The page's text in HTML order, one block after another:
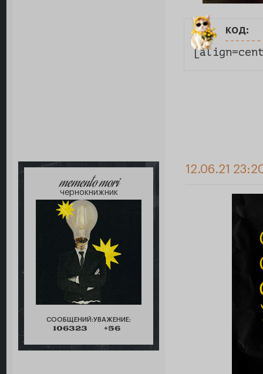
код:
memento mori
чернокнижник
СООБЩЕНИЙ:
106323
УВАЖЕНИЕ:
+56
12.06.21